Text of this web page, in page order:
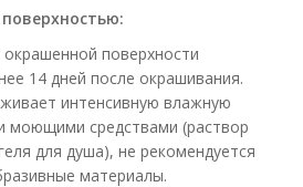
поверхности
14 дней после окрашивания.
интенсивную влажную
моющими средствами (раствор
для душа), не рекомендуется
материалы.